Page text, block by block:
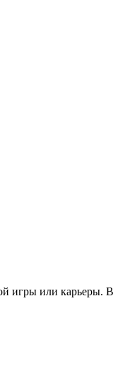
игры или карьеры.